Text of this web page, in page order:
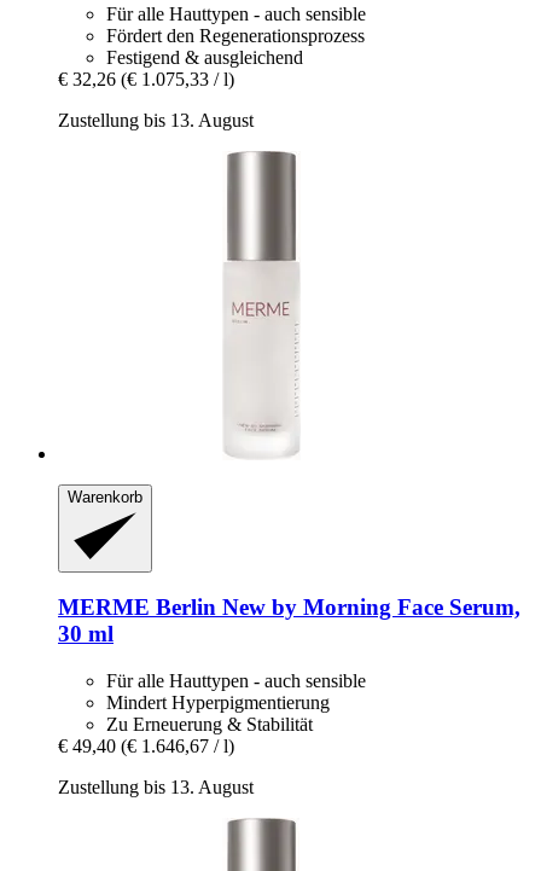
Für alle Hauttypen - auch sensible
Fördert den Regenerationsprozess
Festigend & ausgleichend
€ 32,26 (€ 1.075,33 / l)
Zustellung bis 13. August
Warenkorb
MERME Berlin New by Morning Face Serum,
30 ml
Für alle Hauttypen - auch sensible
Mindert Hyperpigmentierung
Zu Erneuerung & Stabilität
€ 49,40 (€ 1.646,67 / l)
Zustellung bis 13. August